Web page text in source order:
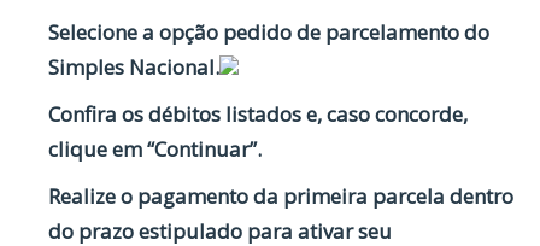
Selecione a opção pedido de parcelamento do
Simples Nacional.
Confira os débitos listados e, caso concorde,
clique em “Continuar”.
Realize o pagamento da primeira parcela dentro
do prazo estipulado para ativar seu